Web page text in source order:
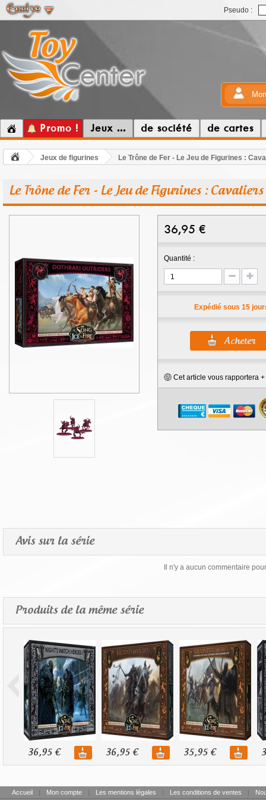
Pseudo :
Promo ! Jeux ... de société de cartes
Jeux de figurines Le Trône de Fer - Le Jeu de Figurines :
Le Trône de Fer - Le Jeu de Figurines :
36,95 €
Quantité :
Expédié sous 15
Cet article vous rapportera +
Avis sur la série
Il n'y a aucun commentaire
Produits de la même série
36,95 € 36,95 € 35,95 €
Accueil | Mon compte | Les mentions légales | Les conditions de ventes |